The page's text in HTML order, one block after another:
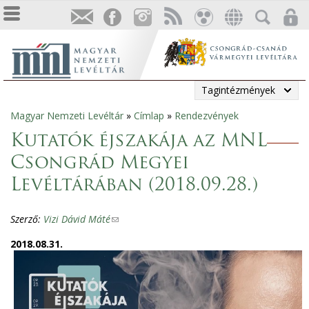
Tagintézmények
Jelenlegi
hely
Magyar Nemzeti Levéltár » Címlap » Rendezvények
Kutatók éjszakája az MNL
Csongrád Megyei
Levéltárában (2018.09.28.)
Szerző: Vizi Dávid Máté(
i
n
s
2018.08.31.